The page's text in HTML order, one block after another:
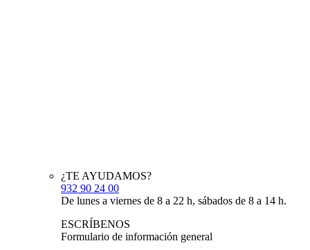
¿TE AYUDAMOS?
932 90 24 00
De lunes a viernes de 8 a 22 h, sábados de 8 a 14 h.
ESCRÍBENOS
Formulario de información general